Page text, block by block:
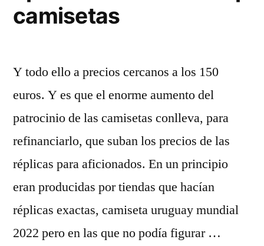
camisetas
Y todo ello a precios cercanos a los 150
euros. Y es que el enorme aumento del
patrocinio de las camisetas conlleva, para
refinanciarlo, que suban los precios de las
réplicas para aficionados. En un principio
eran producidas por tiendas que hacían
réplicas exactas, camiseta uruguay mundial
2022 pero en las que no podía figurar …